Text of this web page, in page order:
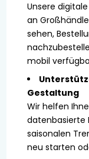
Unsere
an
sehen,
mobil
Gestaltung
Wir helfen
datenbasierte
saisonalen
neu starten